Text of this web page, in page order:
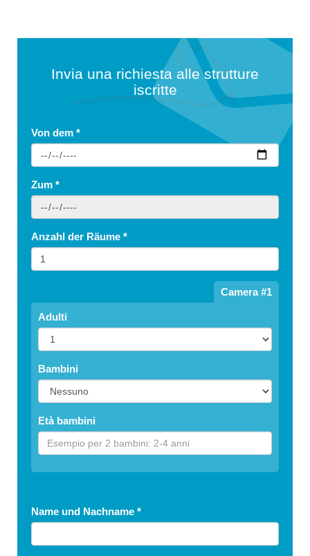
Invia una richiesta alle strutture
iscritte
Von dem *
Zum *
Anzahl der Räume *
Camera #1
Adulti
Bambini
Età bambini
Name und Nachname *